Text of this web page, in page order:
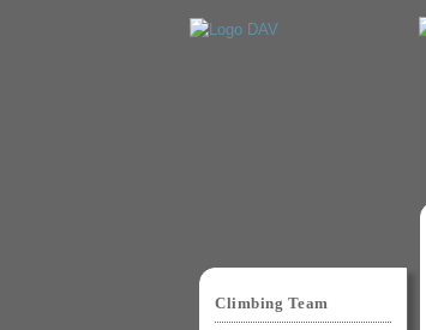
Navigation
überspringen
Climbing Team